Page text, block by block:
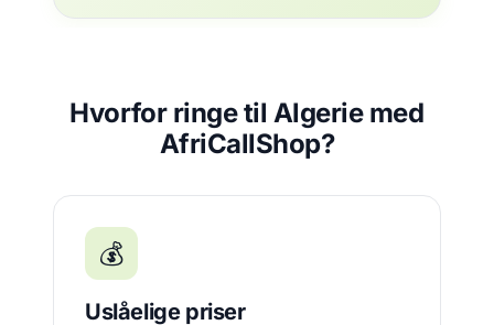
Hvorfor ringe til Algerie med
AfriCallShop?
💰
Uslåelige priser